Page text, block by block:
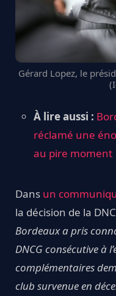
Gérard Lopez, le
À lire aussi :
réclamé une
au pire moment
Dans un
la décision de la
Bordeaux a pris
DNCG consécutive à
complémentaires
club survenue en